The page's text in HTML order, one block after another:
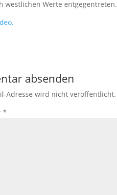
westlichen Werte entgegentreten.
absenden
Adresse wird nicht veröffentlicht.
*